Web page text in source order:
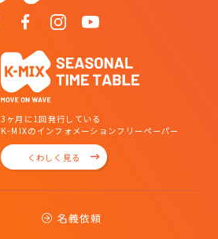
3ヶ月に1回発行している
K-MIXのインフォメーションフリーペーパー
くわしく見る
名義依頼